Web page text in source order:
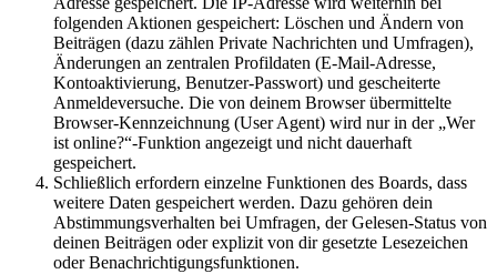
folgenden Aktionen gespeichert: Löschen und Ändern von
Beiträgen (dazu zählen Private Nachrichten und Umfragen),
Änderungen an zentralen Profildaten (E-Mail-Adresse,
Kontoaktivierung, Benutzer-Passwort) und gescheiterte
Anmeldeversuche. Die von deinem Browser übermittelte
Browser-Kennzeichnung (User Agent) wird nur in der „Wer
ist online?“-Funktion angezeigt und nicht dauerhaft
gespeichert.
Schließlich erfordern einzelne Funktionen des Boards, dass
weitere Daten gespeichert werden. Dazu gehören dein
Abstimmungsverhalten bei Umfragen, der Gelesen-Status von
deinen Beiträgen oder explizit von dir gesetzte Lesezeichen
oder Benachrichtigungsfunktionen.